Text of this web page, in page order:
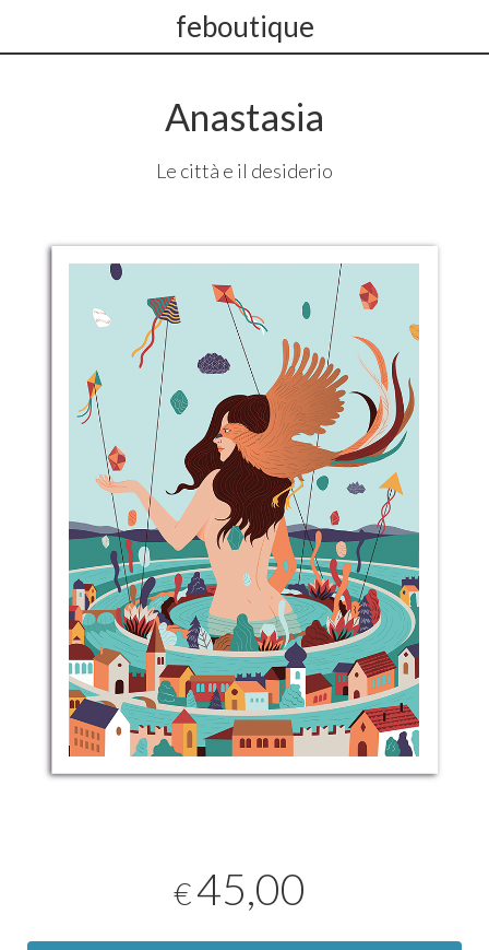
feboutique
Anastasia
Le città e il desiderio
€45,00